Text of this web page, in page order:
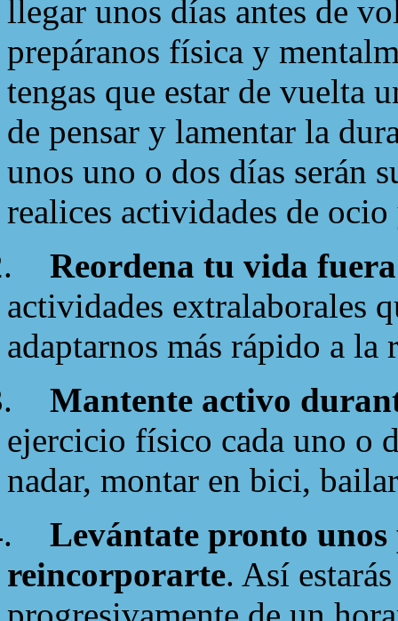
llegar unos días antes de
prepáranos física y
tengas que estar de vuelta
de pensar y lamentar la
unos uno o dos días serán
realices actividades de
Reordena tu vida
actividades extralaborales
adaptarnos más rápido a
Mantente activo
ejercicio físico cada uno o
nadar, montar en bici,
Levántate pronto unos
reincorporarte. Así